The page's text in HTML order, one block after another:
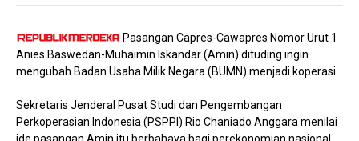
Pasangan Capres-Cawapres Nomor Urut 1
Anies Baswedan-Muhaimin Iskandar (Amin) dituding ingin
mengubah Badan Usaha Milik Negara (BUMN) menjadi koperasi.
Sekretaris Jenderal Pusat Studi dan Pengembangan
Perkoperasian Indonesia (PSPPI) Rio Chaniado Anggara menilai
ide pasangan Amin itu berbahaya bagi perekonomian nasional.